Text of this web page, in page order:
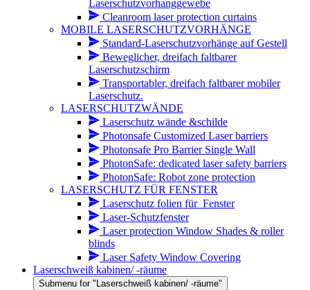
Laserschutzvorhanggewebe
Cleanroom laser protection curtains
MOBILE LASERSCHUTZVORHÄNGE
Standard-Laserschutzvorhänge auf Gestell
Beweglicher, dreifach faltbarer
Laserschutzschirm
Transportabler, dreifach faltbarer mobiler
Laserschutz.
LASERSCHUTZWÄNDE
Laserschutz wände &schilde
Photonsafe Customized Laser barriers
Photonsafe Pro Barrier Single Wall
PhotonSafe: dedicated laser safety barriers
PhotonSafe: Robot zone protection
LASERSCHUTZ FÜR FENSTER
Laserschutz folien für_Fenster
Laser-Schutzfenster
Laser protection Window Shades & roller
blinds
Laser Safety Window Covering
Laserschweiß kabinen/ -räume
Submenu for "Laserschweiß kabinen/ -räume"